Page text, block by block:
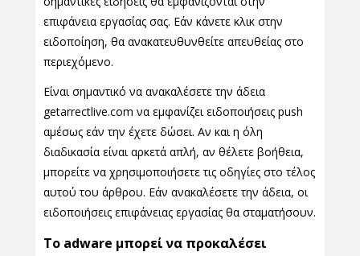
επιφάνεια εργασίας σας. Εάν κάνετε κλικ στην
ειδοποίηση, θα ανακατευθυνθείτε απευθείας στο
περιεχόμενο.
Είναι σημαντικό να ανακαλέσετε την άδεια
getarrectlive.com να εμφανίζει ειδοποιήσεις push
αμέσως εάν την έχετε δώσει. Αν και η όλη
διαδικασία είναι αρκετά απλή, αν θέλετε βοήθεια,
μπορείτε να χρησιμοποιήσετε τις οδηγίες στο τέλος
αυτού του άρθρου. Εάν ανακαλέσετε την άδεια, οι
ειδοποιήσεις επιφάνειας εργασίας θα σταματήσουν.
Το adware μπορεί να προκαλέσει